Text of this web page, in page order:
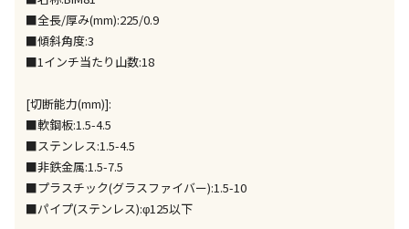
出荷いたします。
ただし、メーカーの営業日に基づき出荷手続きを行う
ため、通常よりお時間をいただく場合がございます。
また、日曜・祝日や年末年始などの長期休業期間中
設置工事代金も含まれた商品です
お見積商品です。金額・施工日はお打ち合わせの上、
決定となります。
■全長/厚み(mm):225/0.9
■傾斜角度:3
■1インチ当たり山数:18
[切断能力(mm)]:
■軟鋼板:1.5-4.5
■ステンレス:1.5-4.5
■非鉄金属:1.5-7.5
■プラスチック(グラスファイバー):1.5-10
■パイプ(ステンレス):φ125以下